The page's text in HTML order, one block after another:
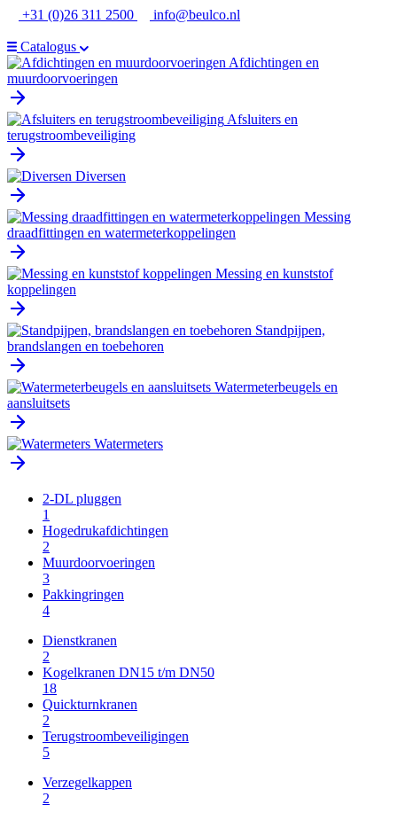
Ga
de
inhoud
+31 (0)26 311 2500 info@beulco.nl
Catalogus
Afdichtingen en
muurdoorvoeringen
Afsluiters en
terugstroombeveiliging
Diversen
Messing
draadfittingen en watermeterkoppelingen
Messing en kunststof
koppelingen
Standpijpen,
brandslangen en toebehoren
Watermeterbeugels en
aansluitsets
Watermeters
2-DL pluggen
1
Hogedrukafdichtingen
2
Muurdoorvoeringen
3
Pakkingringen
4
Dienstkranen
2
Kogelkranen DN15 t/m DN50
18
Quickturnkranen
2
Terugstroombeveiligingen
5
Verzegelkappen
2